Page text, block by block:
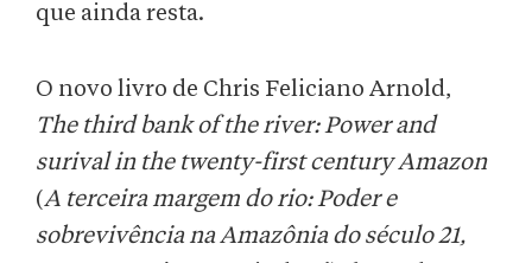
que ainda resta.
O novo livro de Chris Feliciano Arnold,
The third bank of the river: Power and
surival in the twenty-first century Amazon
(A terceira margem do rio: Poder e
sobrevivência na Amazônia do século 21,